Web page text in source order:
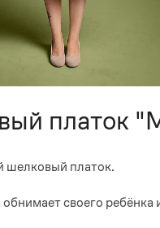
платок
шелковый платок.
своего